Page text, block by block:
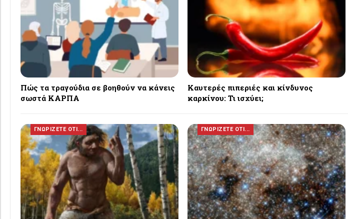
Πώς τα τραγούδια σε βοηθούν να κάνεις
σωστά ΚΑΡΠΑ
Καυτερές πιπεριές και κίνδυνος
καρκίνου: Τι ισχύει;
ΓΝΩΡΙΖΕΤΕ ΟΤΙ... ΓΝΩΡΙΖΕΤΕ ΟΤΙ...